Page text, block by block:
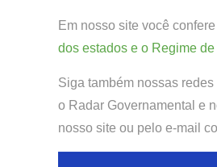
Em nosso site você
dos estados e o Regime
Siga também nossas
o Radar Governamental e
nosso site ou pelo e-mail